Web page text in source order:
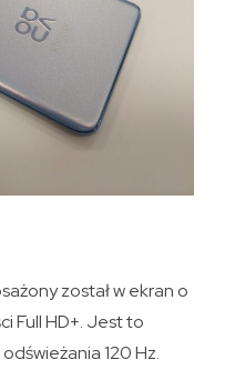
został w ekran o
Full HD+. Jest to
120 Hz.